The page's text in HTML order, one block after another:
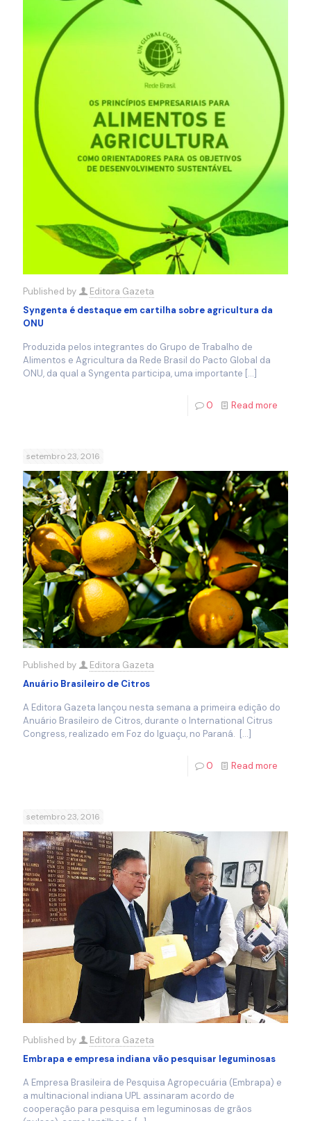
Published by
Editora Gazeta
Syngenta é destaque em cartilha sobre agricultura da
ONU
Produzida pelos integrantes do Grupo de Trabalho de
Alimentos e Agricultura da Rede Brasil do Pacto Global da
ONU, da qual a Syngenta participa, uma importante […]
0 Read more
setembro 23, 2016
Published by
Editora Gazeta
Anuário Brasileiro de Citros
A Editora Gazeta lançou nesta semana a primeira edição do
Anuário Brasileiro de Citros, durante o International Citrus
Congress, realizado em Foz do Iguaçu, no Paraná. […]
0 Read more
setembro 23, 2016
Published by
Editora Gazeta
Embrapa e empresa indiana vão pesquisar leguminosas
A Empresa Brasileira de Pesquisa Agropecuária (Embrapa) e
a multinacional indiana UPL assinaram acordo de
cooperação para pesquisa em leguminosas de grãos